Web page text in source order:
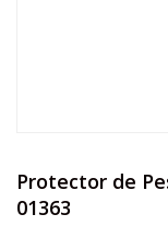
Protector de
01363